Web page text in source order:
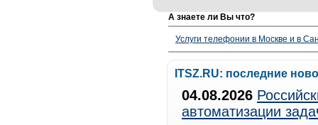
А знаете ли Вы что?
Услуги телефонии в Москве и в
ITSZ.RU: последние
04.08.2026
автоматизации